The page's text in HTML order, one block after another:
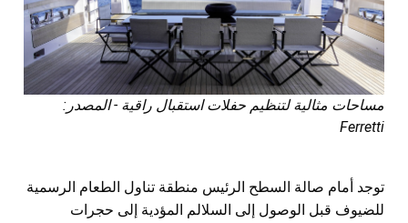
مساحات مثالية لتنظيم حفلات استقبال راقية - المصدر:
Ferretti
توجد أمام صالة السطح الرئيس منطقة تناول الطعام الرسمية
للضيوف قبل الوصول إلى السلالم المؤدية إلى حجرات